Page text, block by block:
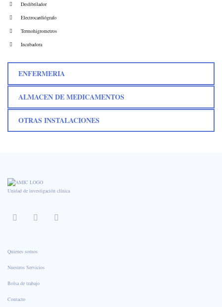
Desfibrilador
Electrocardiógrafo
Termohigrometros
Incubadora
ENFERMERIA
ALMACEN DE MEDICAMENTOS
OTRAS INSTALACIONES
Unidad de investigación clínica
Quienes somos
Nuestros Servicios
Bolsa de trabajo
Contacto